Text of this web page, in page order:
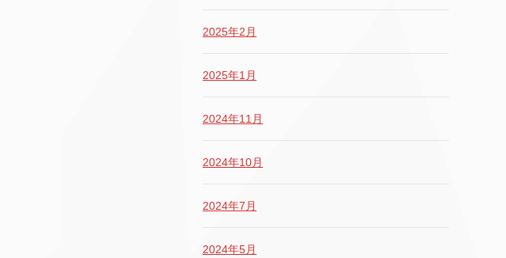
2025年2月
2025年1月
2024年11月
2024年10月
2024年7月
2024年5月